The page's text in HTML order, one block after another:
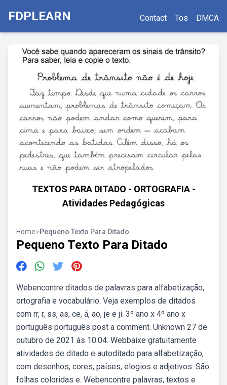
FDPLEARN Contact Tos DMCA
TEXTOS PARA DITADO - ORTOGRAFIA -
Atividades Pedagógicas
Home>Pequeno Texto Para Ditado
Pequeno Texto Para Ditado
Webencontre ditados de palavras para alfabetização,
ortografia e vocabulário. Veja exemplos de ditados
com rr, r, ss, as, ce, ã, ao, je e ji. 3º ano x 4º ano x
português português post a comment. Unknown 27 de
outubro de 2021 às 10:04. Webbaixe gratuitamente
atividades de ditado e autoditado para alfabetização,
com desenhos, cores, países, elogios e adjetivos. São
folhas coloridas e. Webencontre palavras, textos e